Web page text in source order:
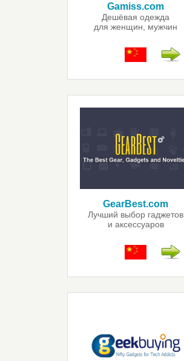
Gamiss.com
Дешёвая одежда
для женщин, мужчин
GearBest.com
Лучший выбор гаджетов
и аксессуаров